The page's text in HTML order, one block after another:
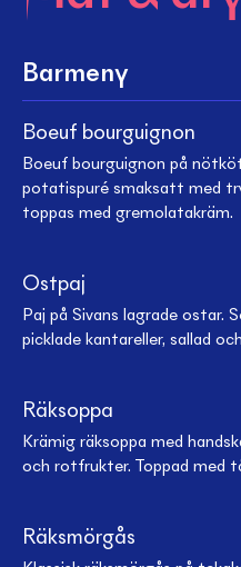
Barmeny
Boeuf bourguignon
Boeuf bourguignon på
potatispuré smaksatt med
toppas med gremolatakräm.
Ostpaj
Paj på Sivans lagrade ostar.
picklade kantareller, sallad
Räksoppa
Krämig räksoppa med
och rotfrukter. Toppad med
Räksmörgås